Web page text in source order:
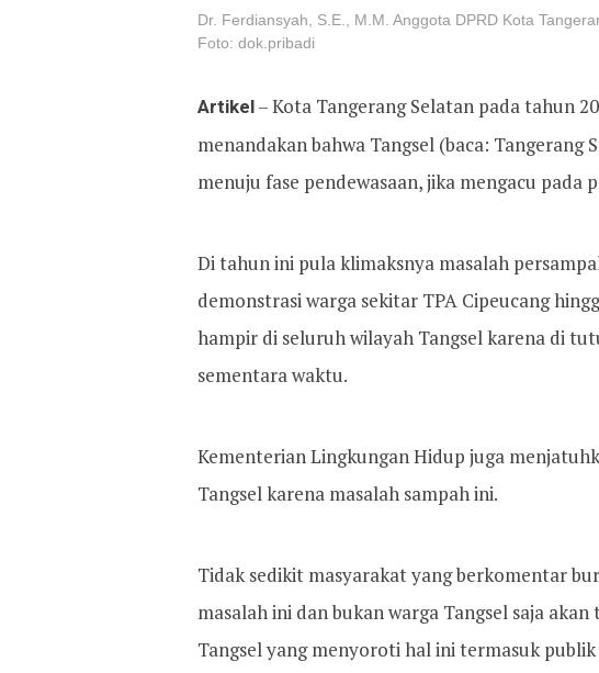
Dr. Ferdiansyah, S.E., M.M. Anggota DPRD Kota
Foto: dok.pribadi
Artikel– Kota Tangerang Selatan pada tahun
menandakan bahwa Tangsel (baca:
menuju fase pendewasaan, jika mengacu pada
Di tahun ini pula klimaksnya masalah
demonstrasi warga sekitar TPA Cipeucang
hampir di seluruh wilayah Tangsel karena di
sementara waktu.
Kementerian Lingkungan Hidup juga
Tangsel karena masalah sampah ini.
Tidak sedikit masyarakat yang berkomentar
masalah ini dan bukan warga Tangsel saja
Tangsel yang menyoroti hal ini termasuk